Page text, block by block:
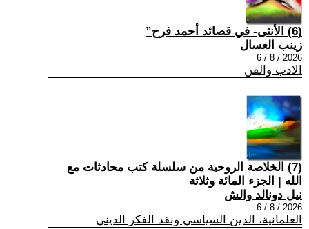
(6) الأنثى- في قصائد أحمد فرح”
زينب العسال
2026 / 8 / 6
الادب والفن
(7) الخلاصة الروحية من سلسلة كتب محادثات مع
الله | الجزء المائة وثلاثة
نيل دونالد والش
2026 / 8 / 6
العلمانية، الدين السياسي ونقد الفكر الديني